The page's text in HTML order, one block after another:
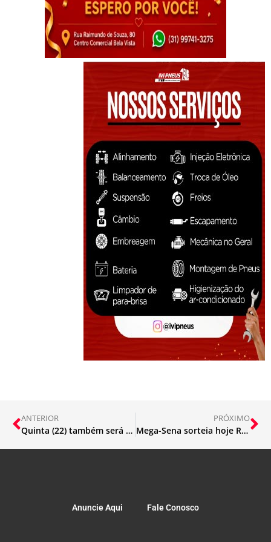
ANTERIOR
Quinta (22) também será de chuva no Sudeste
PRÓXIMO
Mega-Sena sorteia hoje R$ 32 milhões
Anuncie Aqui Fale Conosco